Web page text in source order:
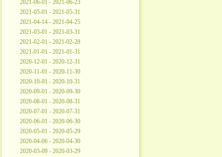
2021-06-01 - 2021-06-23
2021-05-01 - 2021-05-31
2021-04-14 - 2021-04-25
2021-03-01 - 2021-03-31
2021-02-01 - 2021-02-28
2021-01-01 - 2021-01-31
2020-12-01 - 2020-12-31
2020-11-01 - 2020-11-30
2020-10-01 - 2020-10-31
2020-09-01 - 2020-09-30
2020-08-01 - 2020-08-31
2020-07-01 - 2020-07-31
2020-06-01 - 2020-06-30
2020-05-01 - 2020-05-29
2020-04-06 - 2020-04-30
2020-03-09 - 2020-03-29